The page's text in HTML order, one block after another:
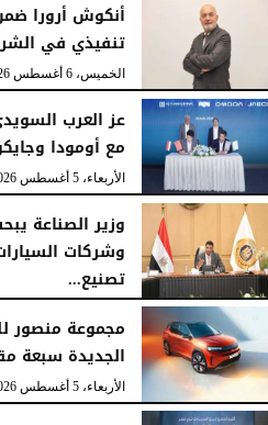
الجمعة، 7 أغسطس 2026 12:17 صـ
تنفيذي في
الخميس، 6 أغسطس 2026
عز العرب
مع أومودا وجايكو
الأربعاء، 5 أغسطس 2026
وزير الصناعة
وشركات
تصنيع...
الأربعاء، 5 أغسطس 2026
مجموعة منصور
الجديدة سبعة
الأربعاء، 5 أغسطس 2026